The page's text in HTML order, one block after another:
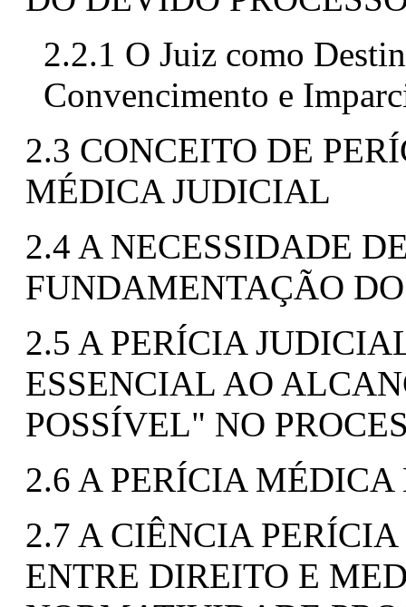
2.2.1 O Juiz como
Convencimento e
2.3 CONCEITO DE
MÉDICA JUDICIAL
2.4 A NECESSIDADE
FUNDAMENTAÇÃO
2.5 A PERÍCIA
ESSENCIAL AO
POSSÍVEL" NO
2.6 A PERÍCIA
2.7 A CIÊNCIA
ENTRE DIREITO E